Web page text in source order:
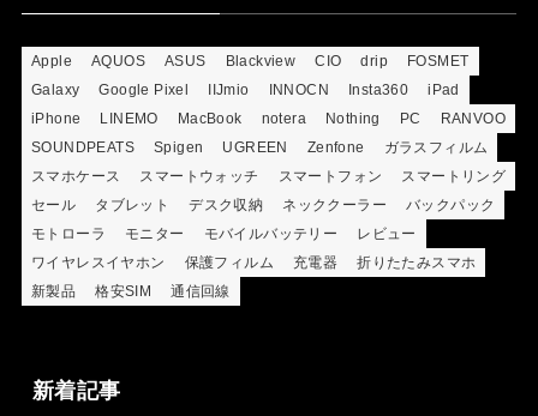
Apple AQUOS ASUS Blackview CIO drip
FOSMET
Galaxy
Google Pixel IIJmio INNOCN Insta360
iPad
iPhone
LINEMO MacBook notera Nothing PC
RANVOO
SOUNDPEATS
Spigen UGREEN Zenfone
ガラスフィルム
スマホケース
スマートウォッチ スマートフォン
スマートリング
セール
タブレット デスク収納 ネッククーラー
バックパック
モトローラ
モニター モバイルバッテリー
レビュー
ワイヤレスイヤホン
保護フィルム 充電器
折りたたみスマホ
新製品
格安SIM 通信回線
新着記事